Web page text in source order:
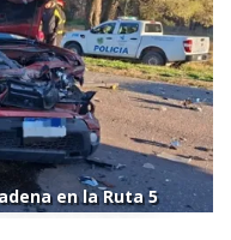
en la Ruta 5